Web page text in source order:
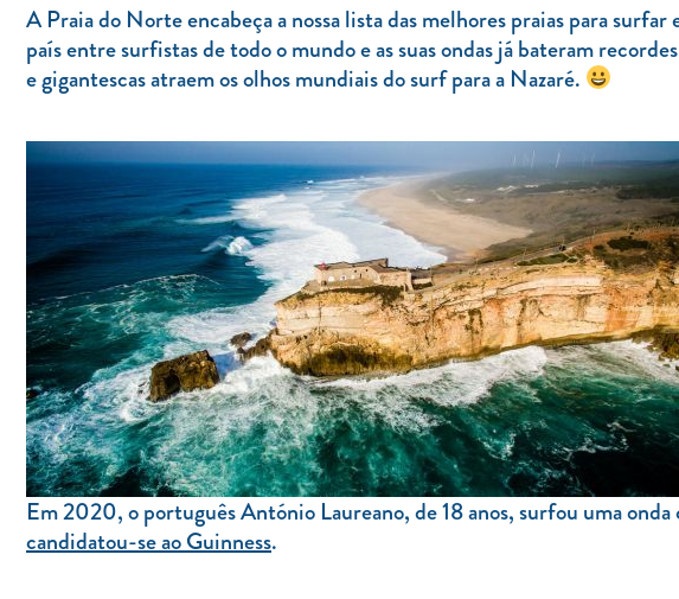
A Praia do Norte encabeça a nossa lista das melhores praias para
país entre surfistas de todo o mundo e as suas ondas já bateram
e gigantescas atraem os olhos mundiais do surf para a Nazaré.
Em 2020, o português António Laureano, de 18 anos, surfou uma
candidatou-se ao Guinness.